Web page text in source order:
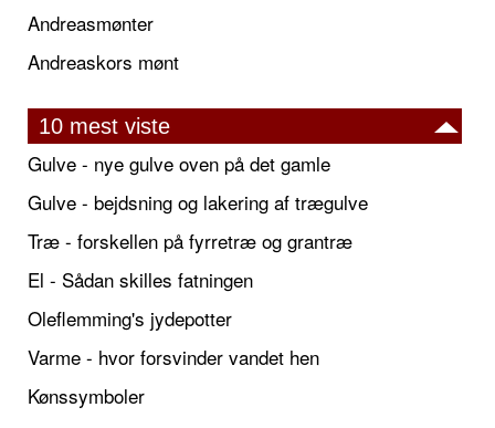
Andreasmønter
Andreaskors mønt
10 mest viste
Gulve - nye gulve oven på det gamle
Gulve - bejdsning og lakering af trægulve
Træ - forskellen på fyrretræ og grantræ
El - Sådan skilles fatningen
Oleflemming's jydepotter
Varme - hvor forsvinder vandet hen
Kønssymboler